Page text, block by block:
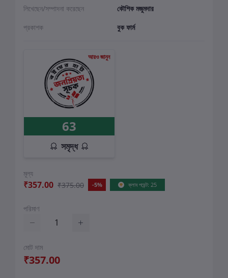
লিখেছেন/সম্পাদনা করেছেন
কৌশিক মজুমদার
প্রকাশক
বুক ফার্ম
আরও জানুন
63
সমৃদ্ধ
মূল্য
₹357.00 ₹375.00 -5% ক্লাব পয়েন্ট: 25
পরিমাণ
মোট দাম
₹357.00